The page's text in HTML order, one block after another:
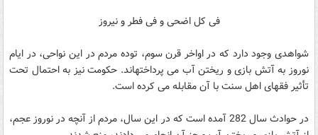
فى کل اضحى و فى فطر و نيروز
شواهدى وجود دارد که در اواخر قرن سوم، توده مردم در اين نواحى، در ايام
نوروز به آتش بازى و ريختن آب مى ‏پرداخته‏اند. حکومت نيز به احتمال تحت
تأثير فقهاى اهل سنت با آن مقابله مى‏ کرده است.
در حوادث سال 282 آمده است که در اين سال، مردم از آنچه در نوروز عجم،